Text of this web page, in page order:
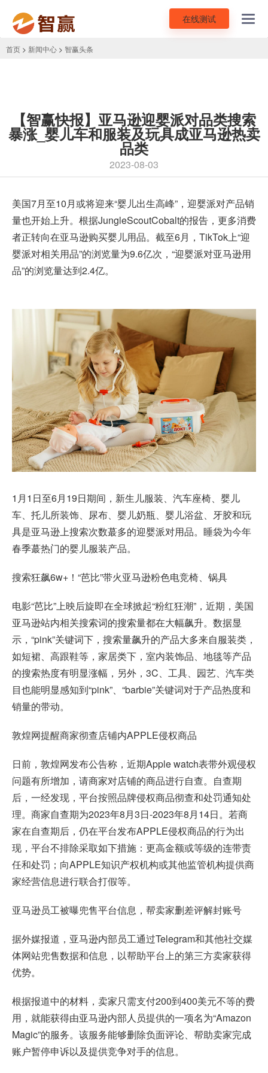
在线测试
首页 > 新闻中心 > 智赢头条
【智赢快报】亚马逊迎婴派对品类搜索
暴涨_婴儿车和服装及玩具成亚马逊热卖
品类
2023-08-03
美国7月至10月或将迎来“婴儿出生高峰”，迎婴派对产品销
量也开始上升。根据JungleScoutCobalt的报告，更多消费
者正转向在亚马逊购买婴儿用品。截至6月， TikTok上“迎
婴派对相关用品”的浏览量为9.6亿次，“迎婴派对亚马逊用
品”的浏览量达到2.4亿。
1月1日至6月19日期间，新生儿服装、汽车座椅、婴儿
车、托儿所装饰、尿布、婴儿奶瓶、婴儿浴盆、牙胶和玩
具是亚马逊上搜索次数蕞多的迎婴派对用品。睡袋为今年
春季蕞热门的婴儿服装产品。
搜索狂飙6w+！“芭比”带火亚马逊粉色电竞椅、锅具
电影“芭比”上映后旋即在全球掀起“粉红狂潮”，近期，美国
亚马逊站内相关搜索词的搜索量都在大幅飙升。数据显
示，“pink”关键词下，搜索量飙升的产品大多来自服装类，
如短裙、高跟鞋等，家居类下，室内装饰品、地毯等产品
的搜索热度有明显涨幅，另外，3C、工具、园艺、汽车类
目也能明显感知到“pink”、“barbie”关键词对于产品热度和
销量的带动。
敦煌网提醒商家彻查店铺内APPLE侵权商品
日前，敦煌网发布公告称，近期Apple watch表带外观侵权
问题有所增加，请商家对店铺的商品进行自查。自查期
后，一经发现，平台按照品牌侵权商品彻查和处罚通知处
理。商家自查期为2023年8月3日-2023年8月14日。若商
家在自查期后，仍在平台发布APPLE侵权商品的行为出
现，平台不排除采取如下措施：更高金额或等级的连带责
任和处罚；向APPLE知识产权机构或其他监管机构提供商
家经营信息进行联合打假等。
亚马逊员工被曝兜售平台信息，帮卖家删差评解封账号
据外媒报道，亚马逊内部员工通过Telegram和其他社交媒
体网站兜售数据和信息，以帮助平台上的第三方卖家获得
优势。
根据报道中的材料，卖家只需支付200到400美元不等的费
用，就能获得由亚马逊内部人员提供的一项名为“Amazon
Magic”的服务。该服务能够删除负面评论、帮助卖家完成
账户暂停申诉以及提供竞争对手的信息。